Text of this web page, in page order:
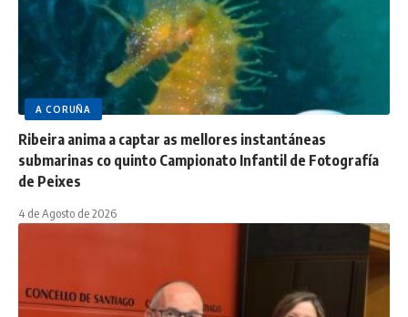
A CORUÑA
Ribeira anima a captar as mellores instantáneas
submarinas co quinto Campionato Infantil de Fotografía
de Peixes
4 de Agosto de 2026